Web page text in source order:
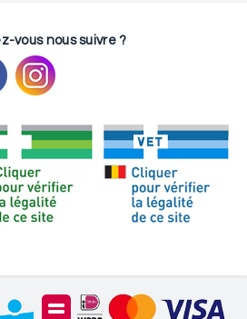
vous nous suivre ?